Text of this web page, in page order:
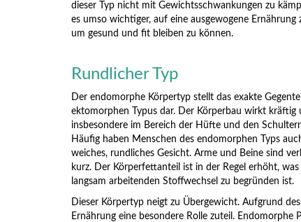
dieser Typ nicht mit Gewichtsschwankungen zu
es umso wichtiger, auf eine ausgewogene Ernährung
um gesund und fit bleiben zu können.
Rundlicher Typ
Der endomorphe Körpertyp stellt das exakte
ektomorphen Typus dar. Der Körperbau wirkt kräftig
insbesondere im Bereich der Hüfte und den
Häufig haben Menschen des endomorphen Typs
weiches, rundliches Gesicht. Arme und Beine sind
kurz. Der Körperfettanteil ist in der Regel erhöht,
langsam arbeitenden Stoffwechsel zu begründen ist.
Dieser Körpertyp neigt zu Übergewicht. Aufgrund
Ernährung eine besondere Rolle zuteil. Endomorphe